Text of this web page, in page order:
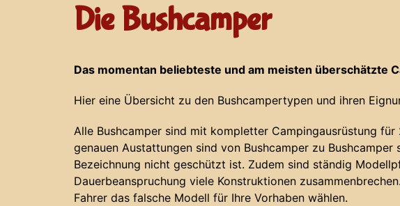
Die Bushcamper
Das momentan beliebteste und am meisten überschätzte
Hier eine Übersicht zu den Bushcampertypen und ihren
Alle Bushcamper sind mit kompletter Campingausrüstung
genauen Austattungen sind von Bushcamper zu Bushcamper
Bezeichnung nicht geschützt ist. Zudem sind ständig
Dauerbeanspruchung viele Konstruktionen
Fahrer das falsche Modell für Ihre Vorhaben wählen.